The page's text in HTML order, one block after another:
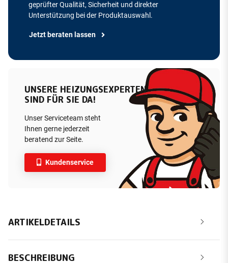
geprüfter Qualität, Sicherheit und direkter
Unterstützung bei der Produktauswahl.
Jetzt beraten lassen
UNSERE HEIZUNGSEXPERTEN
SIND FÜR SIE DA!
Unser Serviceteam steht
Ihnen gerne jederzeit
beratend zur Seite.
Kundenservice
ARTIKELDETAILS
BESCHREIBUNG